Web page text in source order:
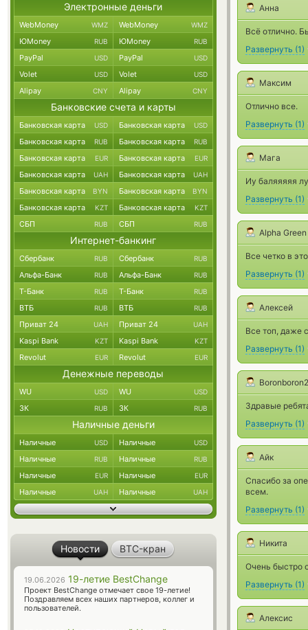
Анна
Всё отлично.
Развернуть (1)
Максим
Отлично все.
Развернуть (1)
Мага
Иу баляяяяя
Развернуть (1)
Alpha Green
Все четко в
Развернуть (1)
Алексей
Все топ, даже
Развернуть (1)
Здравые
Развернуть (1)
Айк
Спасибо за
всем.
Развернуть (1)
Никита
Очень быстро
Развернуть (1)
Алексис
Электронные деньги
WebMoney WMZ WebMoney WMZ
ЮMoney RUB ЮMoney RUB
PayPal USD PayPal USD
Volet USD Volet USD
Alipay CNY Alipay CNY
Банковские счета и карты
Банковская карта USD Банковская карта USD
Банковская карта RUB Банковская карта RUB
Банковская карта EUR Банковская карта EUR
Банковская карта UAH Банковская карта UAH
Банковская карта BYN Банковская карта BYN
Банковская карта KZT Банковская карта KZT
СБП RUB СБП RUB
Интернет-банкинг
Сбербанк RUB Сбербанк RUB
Альфа-Банк RUB Альфа-Банк RUB
Т-Банк RUB Т-Банк RUB
ВТБ RUB ВТБ RUB
Приват 24 UAH Приват 24 UAH
Kaspi Bank KZT Kaspi Bank KZT
Revolut EUR Revolut EUR
Денежные переводы
WU USD WU USD
ЗК RUB ЗК RUB
Наличные деньги
Наличные USD Наличные USD
Наличные RUB Наличные RUB
Наличные EUR Наличные EUR
Наличные UAH Наличные UAH
Новости BTC-кран
19.06.2026 19-летие BestChange
Проект BestChange отмечает свое 19-летие!
Поздравляем всех наших партнеров, коллег и
пользователей.